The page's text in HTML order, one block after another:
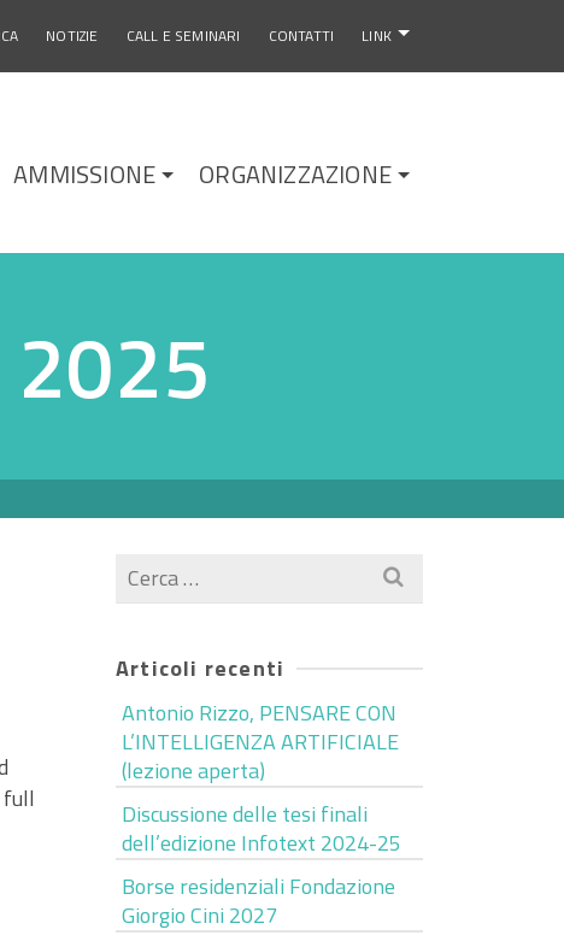
NOTIZIE CALL E SEMINARI CONTATTI LINK
AMMISSIONE ORGANIZZAZIONE
2025
full
Cerca
per:
Articoli recenti
Antonio Rizzo, PENSARE CON
L’INTELLIGENZA ARTIFICIALE
(lezione aperta)
Discussione delle tesi finali
dell’edizione Infotext 2024-25
Borse residenziali Fondazione
Giorgio Cini 2027